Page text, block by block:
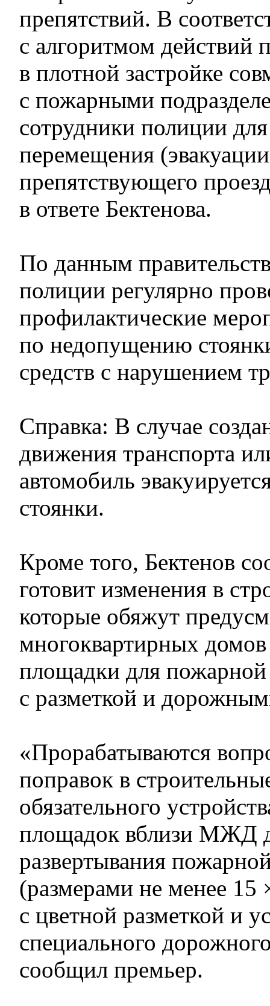
препятствий. В
с алгоритмом действий
в плотной застройке
с пожарными
сотрудники полиции
перемещения
препятствующего
в ответе Бектенова.
По данным
полиции регулярно
профилактические
по недопущению
средств с нарушением
Справка: В случае
движения транспорта
автомобиль
стоянки.
Кроме того, Бектенов
готовит изменения в
которые обяжут
многоквартирных
площадки для пожарной
с разметкой и
«Прорабатываются
поправок в
обязательного
площадок вблизи МЖД
развертывания
(размерами не менее 15
с цветной разметкой и
специального
сообщил премьер.